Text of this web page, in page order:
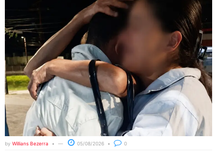
by Willians Bezerra 05/08/2026 0